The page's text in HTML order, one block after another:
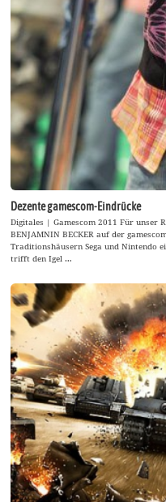
Dezente gamescom-Eindrücke
Digitales | Gamescom 2011 Für unser
BENJAMNIN BECKER auf der
Traditionshäusern Sega und Nintendo
trifft den Igel …